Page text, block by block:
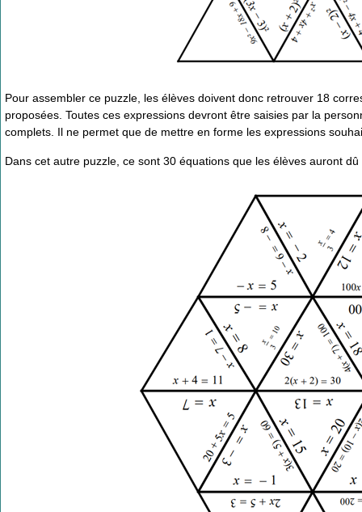
Pour assembler ce puzzle, les élèves doivent donc retrouver 18
proposées. Toutes ces expressions devront être saisies par la
complets. Il ne permet que de mettre en forme les expressions
Dans cet autre puzzle, ce sont 30 équations que les élèves auront